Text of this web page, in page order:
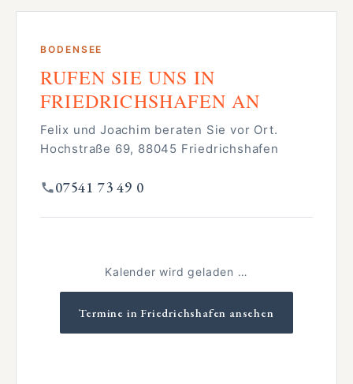
BODENSEE
RUFEN SIE UNS IN
FRIEDRICHSHAFEN AN
Felix und Joachim beraten Sie vor Ort.
Hochstraße 69, 88045 Friedrichshafen
07541 73 49 0
Kalender wird geladen …
Termine in Friedrichshafen ansehen